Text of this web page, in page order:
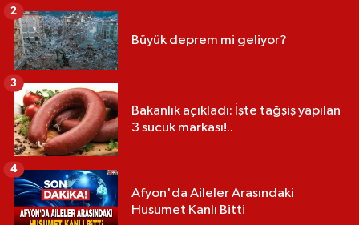
Büyük deprem mi geliyor?
2
Bakanlık açıkladı: İşte tağşiş yapılan
3 sucuk markası!..
3
Afyon'da Aileler Arasındaki
Husumet Kanlı Bitti
4